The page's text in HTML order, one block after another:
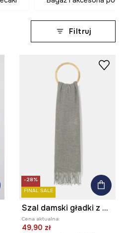
Filtruj
-28%
FINAL SALE
Szal damski gładki z wiskozą kolor szary
Cena aktualna:
49,90 zł